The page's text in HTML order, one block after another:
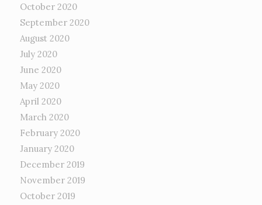
October 2020
September 2020
August 2020
July 2020
June 2020
May 2020
April 2020
March 2020
February 2020
January 2020
December 2019
November 2019
October 2019